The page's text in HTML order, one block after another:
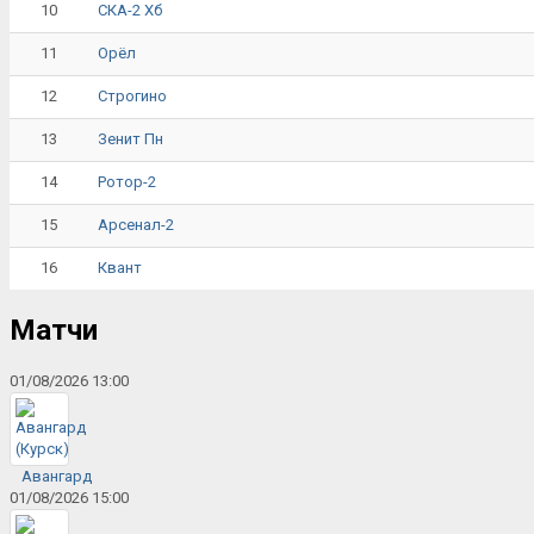
10 СКА-2 Хб
11 Орёл
12 Строгино
13 Зенит Пн
14 Ротор-2
15 Арсенал-2
16 Квант
Матчи
01/08/2026 13:00
Авангард
01/08/2026 15:00